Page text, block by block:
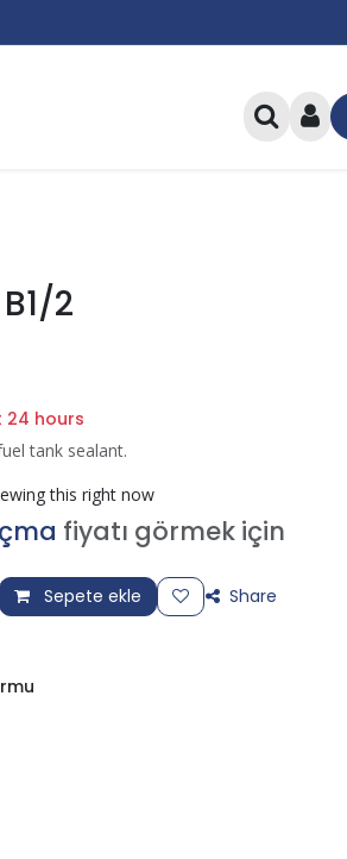
2
24 hours
tank sealant.
this right now
fiyatı görmek için
Sepete ekle Share